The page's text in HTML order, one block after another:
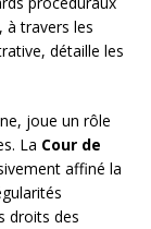
, à travers les
détaille les
joue un rôle
La Cour de
affiné la
droits des